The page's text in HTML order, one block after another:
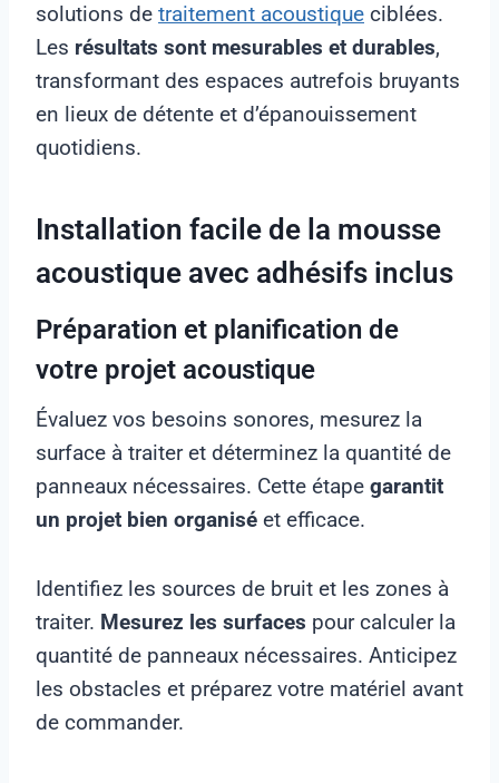
solutions de traitement acoustique ciblées.
Les résultats sont mesurables et durables,
transformant des espaces autrefois bruyants
en lieux de détente et d’épanouissement
quotidiens.
Installation facile de la mousse
acoustique avec adhésifs inclus
Préparation et planification de
votre projet acoustique
Évaluez vos besoins sonores, mesurez la
surface à traiter et déterminez la quantité de
panneaux nécessaires. Cette étape garantit
un projet bien organisé et efficace.
Identifiez les sources de bruit et les zones à
traiter. Mesurez les surfaces pour calculer la
quantité de panneaux nécessaires. Anticipez
les obstacles et préparez votre matériel avant
de commander.